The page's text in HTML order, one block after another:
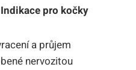
Indikace pro kočky
a průjem
nervozitou